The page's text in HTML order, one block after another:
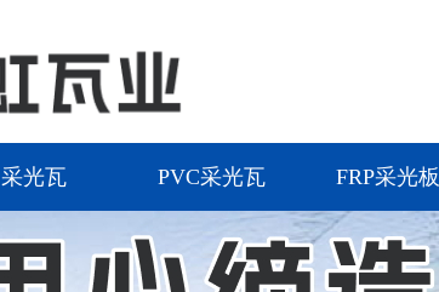
采光瓦 PVC采光瓦 FRP采光板